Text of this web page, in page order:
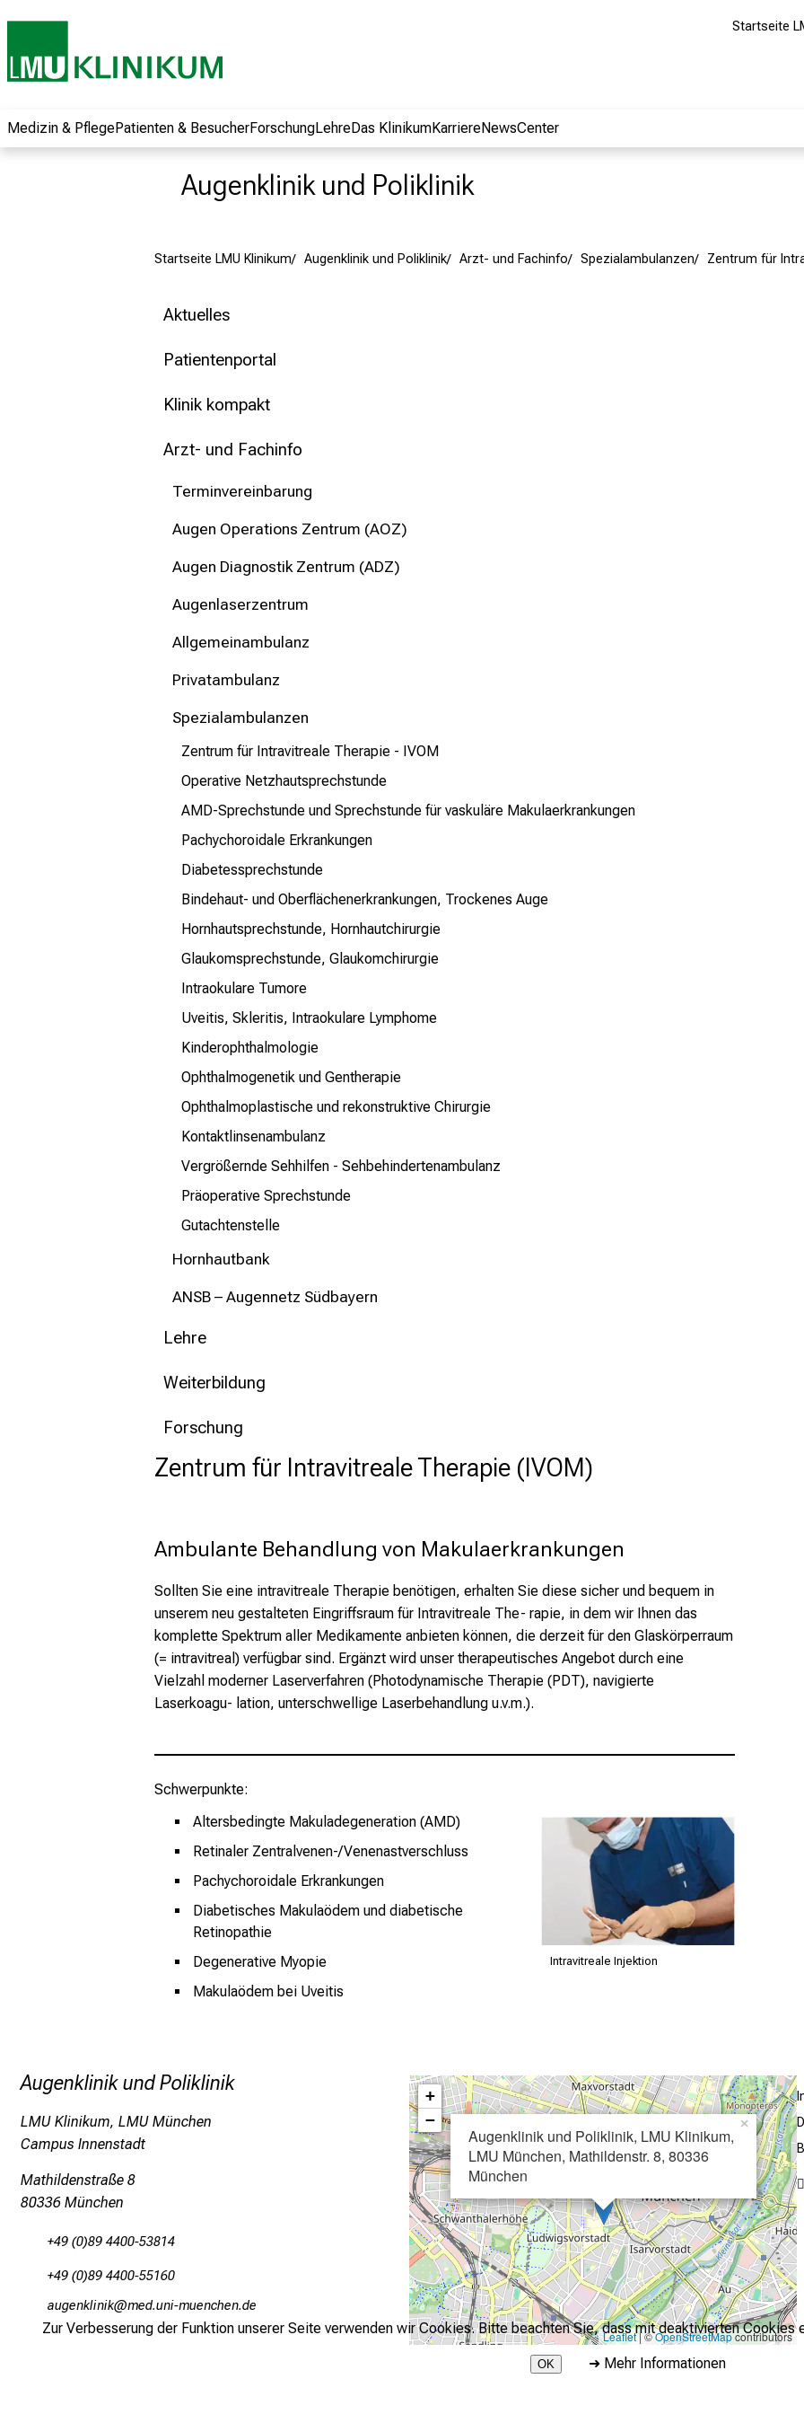
Zur Verbesserung der Funktion unserer Seite verwenden wir Cookies. Bitte beachten Sie, dass mit deaktivierten
OK ➜ Mehr Informationen
Startseite
Medizin & PflegePatienten & BesucherForschungLehreDas KlinikumKarriereNewsCenter
Augenklinik und Poliklinik
Startseite LMU Klinikum Augenklinik und Poliklinik Arzt- und Fachinfo Spezialambulanzen Zentrum für
Aktuelles
Patientenportal
Klinik kompakt
Arzt- und Fachinfo
Terminvereinbarung
Augen Operations Zentrum (AOZ)
Augen Diagnostik Zentrum (ADZ)
Augenlaserzentrum
Allgemeinambulanz
Privatambulanz
Spezialambulanzen
Zentrum für Intravitreale Therapie - IVOM
Operative Netzhautsprechstunde
AMD-Sprechstunde und Sprechstunde für vaskuläre Makulaerkrankungen
Pachychoroidale Erkrankungen
Diabetessprechstunde
Bindehaut- und Oberflächenerkrankungen, Trockenes Auge
Hornhautsprechstunde, Hornhautchirurgie
Glaukomsprechstunde, Glaukomchirurgie
Intraokulare Tumore
Uveitis, Skleritis, Intraokulare Lymphome
Kinderophthalmologie
Ophthalmogenetik und Gentherapie
Ophthalmoplastische und rekonstruktive Chirurgie
Kontaktlinsenambulanz
Vergrößernde Sehhilfen - Sehbehindertenambulanz
Präoperative Sprechstunde
Gutachtenstelle
Hornhautbank
ANSB – Augennetz Südbayern
Lehre
Weiterbildung
Forschung
Zentrum für Intravitreale Therapie (IVOM)
Ambulante Behandlung von Makulaerkrankungen
Sollten Sie eine intravitreale Therapie benötigen, erhalten Sie diese sicher und bequem in
unserem neu gestalteten Eingriffsraum für Intravitreale The- rapie, in dem wir Ihnen das
komplette Spektrum aller Medikamente anbieten können, die derzeit für den Glaskörperraum
(= intravitreal) verfügbar sind. Ergänzt wird unser therapeutisches Angebot durch eine
Vielzahl moderner Laserverfahren (Photodynamische Therapie (PDT), navigierte
Laserkoagu- lation, unterschwellige Laserbehandlung u.v.m.).
Schwerpunkte:
Intravitreale Injektion
Altersbedingte Makuladegeneration (AMD)
Retinaler Zentralvenen-/Venenastverschluss
Pachychoroidale Erkrankungen
Diabetisches Makulaödem und diabetische
Retinopathie
Degenerative Myopie
Makulaödem bei Uveitis
Informationen zu
Jobs, Ausbildungen
Weiterbildungen.
Kommen Sie
begeistern – ganz
ohne Anmeldung.
mehr Informationen
Augenklinik und Poliklinik
LMU Klinikum, LMU München
Campus Innenstadt
Mathildenstraße 8
80336 München
+49 (0)89 4400-53814
+49 (0)89 4400-55160
gfxiuoäDlulo
vim-fulW+vfiuyziuemi
Augenklinik und Poliklinik, LMU Klinikum,
LMU München, Mathildenstr. 8, 80336
München
×
+
−
Leaflet| ©OpenStreetMapcontributors